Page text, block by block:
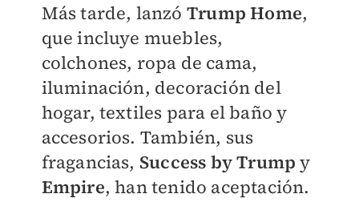
Más tarde, lanzó Trump Home,
que incluye muebles,
colchones, ropa de cama,
iluminación, decoración del
hogar, textiles para el baño y
accesorios. También, sus
fragancias, Success by Trump y
Empire, han tenido aceptación.